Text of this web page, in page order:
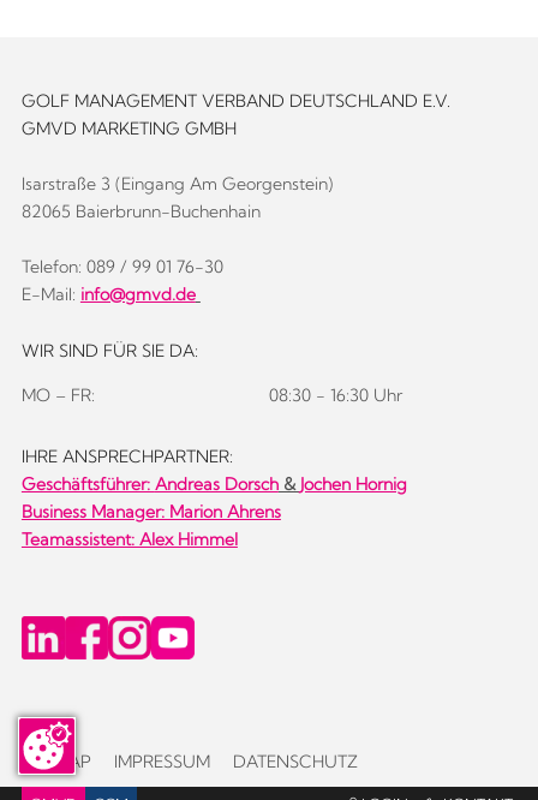
GOLF MANAGEMENT VERBAND DEUTSCHLAND E.V.
GMVD MARKETING GMBH
Isarstraße 3 (Eingang Am Georgenstein)
82065 Baierbrunn-Buchenhain
Telefon: 089 / 99 01 76-30
E-Mail: info@gmvd.de
WIR SIND FÜR SIE DA:
MO – FR: 08:30 - 16:30 Uhr
IHRE ANSPRECHPARTNER:
Geschäftsführer: Andreas Dorsch& Jochen Hornig
Business Manager: Marion Ahrens
Teamassistent: Alex Himmel
SITEMAP IMPRESSUM DATENSCHUTZ